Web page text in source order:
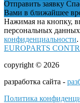
Отправить заявку
Вами в ближайшее
Нажимая на кнопку,
персональных данных
конфиденциальности.
EUROPARTS
copyright © 2026
разработка сайта -
Политика